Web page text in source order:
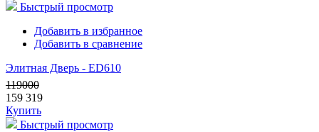
Быстрый просмотр
Добавить в избранное
Добавить в сравнение
Элитная Дверь - ED610
119000
159 319
Купить
Быстрый просмотр